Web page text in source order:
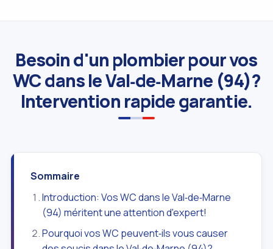
Besoin d'un plombier pour vos
WC dans le Val‑de‑Marne (94)?
Intervention rapide garantie.
Sommaire
Introduction: Vos WC dans le Val‑de‑Marne
(94) méritent une attention d'expert!
Pourquoi vos WC peuvent‑ils vous causer